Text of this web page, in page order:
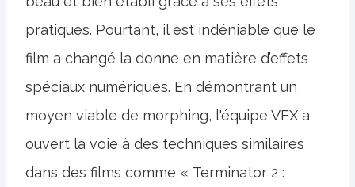
pratiques. Pourtant, il est indéniable que le
film a changé la donne en matière d’effets
spéciaux numériques. En démontrant un
moyen viable de morphing, l'équipe VFX a
ouvert la voie à des techniques similaires
dans des films comme « Terminator 2 :